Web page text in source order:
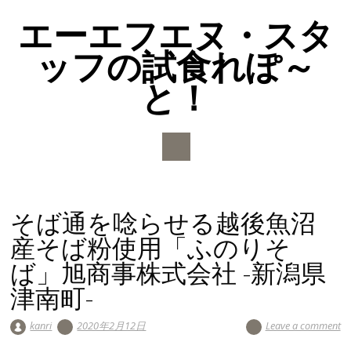
エーエフエヌ・スタ
ッフの試食れぽ～
と！
そば通を唸らせる越後魚沼
産そば粉使用「ふのりそ
ば」旭商事株式会社 -新潟県
津南町-
kanri 2020年2月12日 Leave a comment